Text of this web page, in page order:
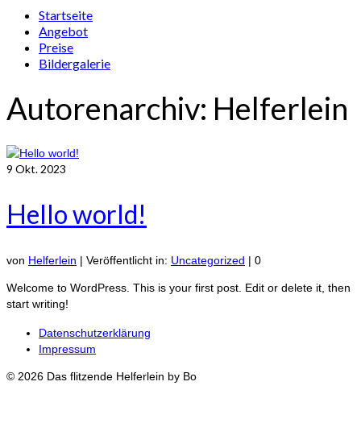
Startseite
Angebot
Preise
Bildergalerie
Autorenarchiv: Helferlein
9 Okt. 2023
Hello world!
von Helferlein | Veröffentlicht in: Uncategorized | 0
Welcome to WordPress. This is your first post. Edit or delete it, then
start writing!
Datenschutzerklärung
Impressum
© 2026 Das flitzende Helferlein by Bo